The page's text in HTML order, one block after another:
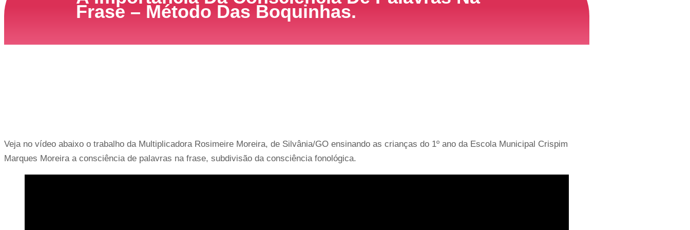
Frase – Método Das Boquinhas.
Veja no vídeo abaixo o trabalho da Multiplicadora Rosimeire Moreira, de Silvânia/GO ensinando as crianças do 1º ano da Escola Municipal Crispim
Marques Moreira a consciência de palavras na frase, subdivisão da consciência fonológica.